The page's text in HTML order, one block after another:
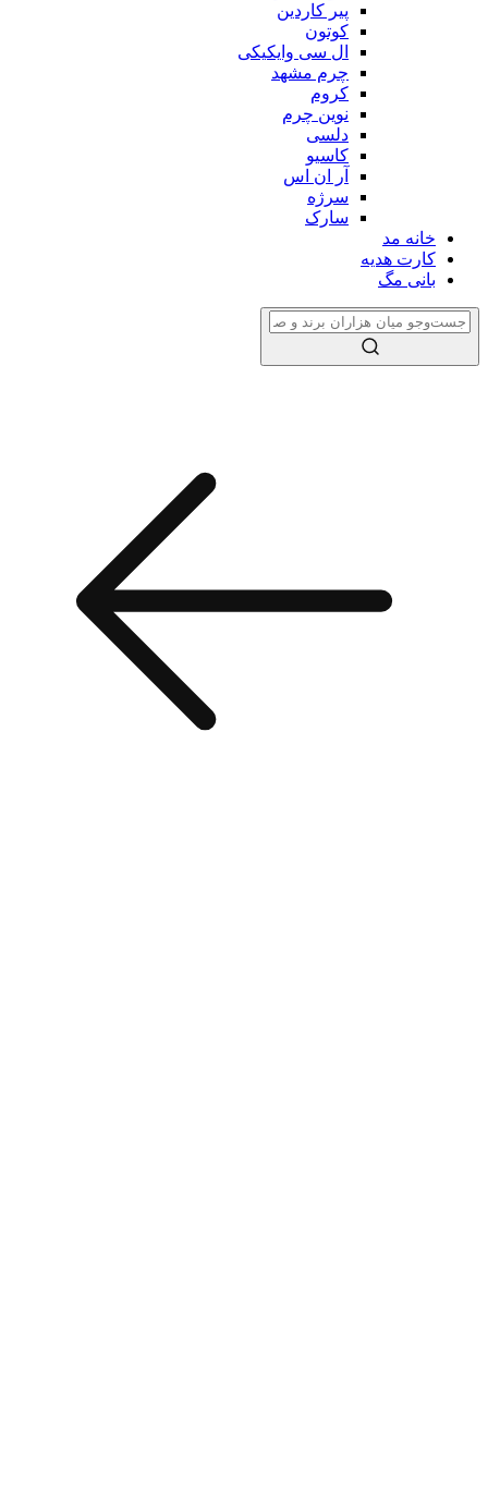
پیر کاردین
کوتون
ال سی وایکیکی
چرم مشهد
کروم
نوین چرم
دلسی
کاسیو
آر ان اس
سرژه
سارک
خانه مد
کارت هدیه
بانی مگ